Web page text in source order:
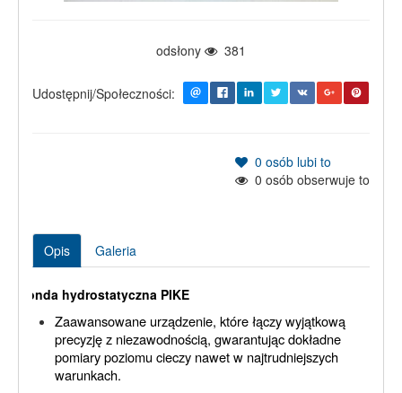
odsłony 381
Udostępnij/Społeczności:
0 osób lubi to
0 osób obserwuje to
Opis Galeria
Sonda hydrostatyczna PIKE
Zaawansowane urządzenie, które łączy wyjątkową
precyzję z niezawodnością, gwarantując dokładne
pomiary poziomu cieczy nawet w najtrudniejszych
warunkach.